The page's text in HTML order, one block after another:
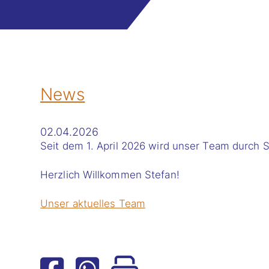
News
02.04.2026
Seit dem 1. April 2026 wird unser Team
Herzlich Willkommen Stefan!
Unser aktuelles Team